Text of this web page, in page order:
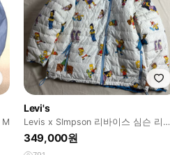
Levi's
Levis x SImpson 리바이스 심슨 리버
시블 다운 푸퍼 자켓 XL
349,000원